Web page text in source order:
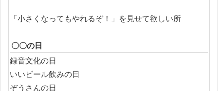
「小さくなってもやれるぞ！」を見せて欲しい所
〇〇の日
録音文化の日
いいビール飲みの日
ぞうさんの日